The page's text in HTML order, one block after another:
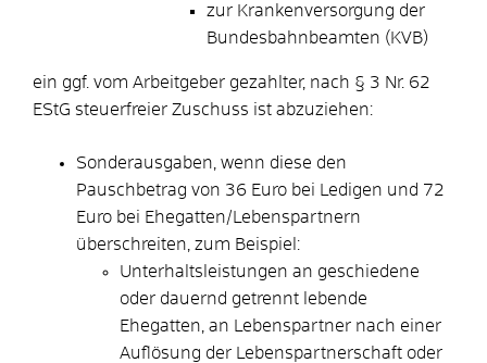
zur Krankenversorgung der
Bundesbahnbeamten (KVB)
ein ggf. vom Arbeitgeber gezahlter, nach § 3 Nr. 62
EStG steuerfreier Zuschuss ist abzuziehen:
Sonderausgaben, wenn diese den
Pauschbetrag von 36 Euro bei Ledigen und 72
Euro bei Ehegatten/Lebenspartnern
überschreiten , zum Beispiel:
Unterhaltsleistungen an geschiedene
oder dauernd getrennt lebende
Ehegatten, an Lebenspartner nach einer
Auflösung der Lebenspartnerschaft oder